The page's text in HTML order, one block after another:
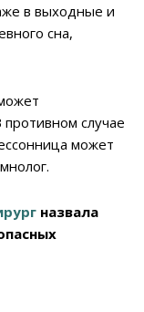
в выходные и
сна,
случае
может
назвала